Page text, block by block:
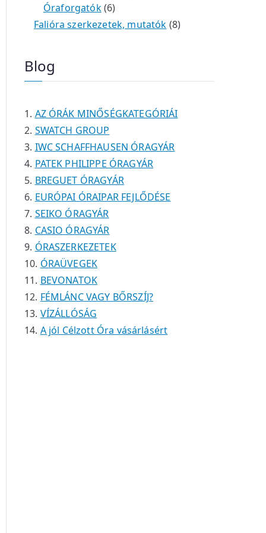
é
k
é
é
m
t
e
t
e
t
k
Óraforgatók 66
t
k
Falióra szerkezetek, mutatók 88
é
Blog
AZ ÓRÁK MINŐSÉGKATEGÓRIÁI
SWATCH GROUP
IWC SCHAFFHAUSEN ÓRAGYÁR
PATEK PHILIPPE ÓRAGYÁR
BREGUET ÓRAGYÁR
EURÓPAI ÓRAIPAR FEJLŐDÉSE
SEIKO ÓRAGYÁR
CASIO ÓRAGYÁR
ÓRASZERKEZETEK
ÓRAÜVEGEK
BEVONATOK
FÉMLÁNC VAGY BŐRSZÍJ?
VÍZÁLLÓSÁG
A jól Célzott Óra vásárlásért